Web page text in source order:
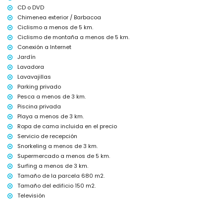
Instalaciones y servicios con cargo extra
servicio de aeropuerto
Entretenimiento y actividades de ocio para sus vacaciones en
Jávea, Costa Blanca
discoteca, bar y paseo marítimo (El Arenal) (a menos de 5 kilómetros
de la casa)
Visitas y cultura en Jávea, Costa Blanca
museo (Histórico de Jávea, Jávea), iglesia (San Bartolomé, Pueblo,
Jávea), ruina (Molinos de Viento, Jávea), monumento (Pueblo de
Jávea, Jávea), lugar histórico (Pueblo de Jávea y Jávea) (a menos de
10 kilómetros del alojamiento)
castillo (Portal de la Vila y Denia) (a menos de 25 kilómetros del
alojamiento)
Deportes
tenis, golf (Golf de Jávea), ciclismo de montaña, ciclismo, pesca,
buceo, snorkel y surf (a menos de 5 kilómetros de la villa)
equitación (a menos de 10 kilómetros de la villa)
CD o DVD
Chimenea exterior / Barbacoa
Ciclismo a menos de 5 km.
Ciclismo de montaña a menos de 5 km.
Conexión a Internet
Jardín
Lavadora
Lavavajillas
Parking privado
Pesca a menos de 3 km.
Piscina privada
Playa a menos de 3 km.
Ropa de cama incluida en el precio
Servicio de recepción
Snorkeling a menos de 3 km.
Supermercado a menos de 5 km.
Surfing a menos de 3 km.
Tamaño de la parcela 680 m2.
Tamaño del edificio 150 m2.
Televisión